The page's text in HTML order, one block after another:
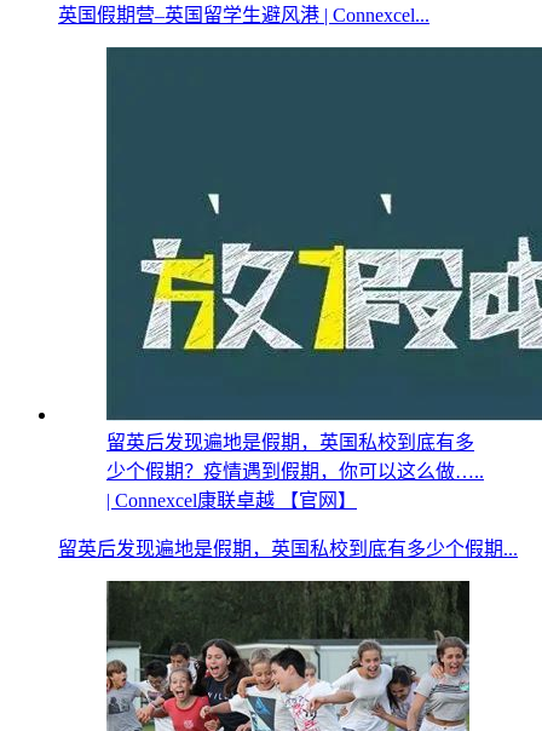
英国假期营–英国留学生避风港 | Connexcel...
留英后发现遍地是假期，英国私校到底有多
少个假期？疫情遇到假期，你可以这么做…..
| Connexcel康联卓越 【官网】
留英后发现遍地是假期，英国私校到底有多少个假期...